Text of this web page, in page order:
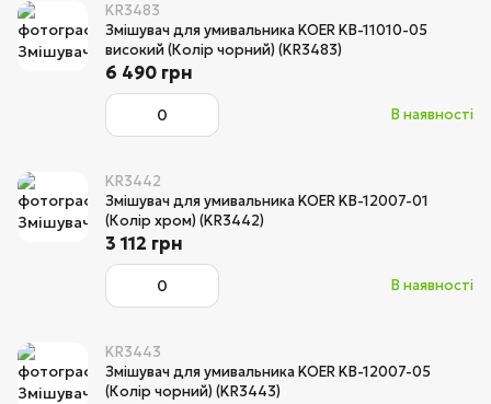
KR3483
Змішувач для умивальника KOER KB-11010-05
високий (Колір чорний) (KR3483)
В наявності
6 490 грн
KR3442
Змішувач для умивальника KOER KB-12007-01
(Колір хром) (KR3442)
В наявності
3 112 грн
KR3443
Змішувач для умивальника KOER KB-12007-05
(Колір чорний) (KR3443)